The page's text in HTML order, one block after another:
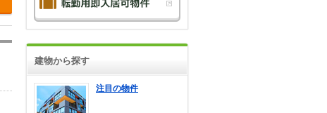
建物から探す
注目の物件